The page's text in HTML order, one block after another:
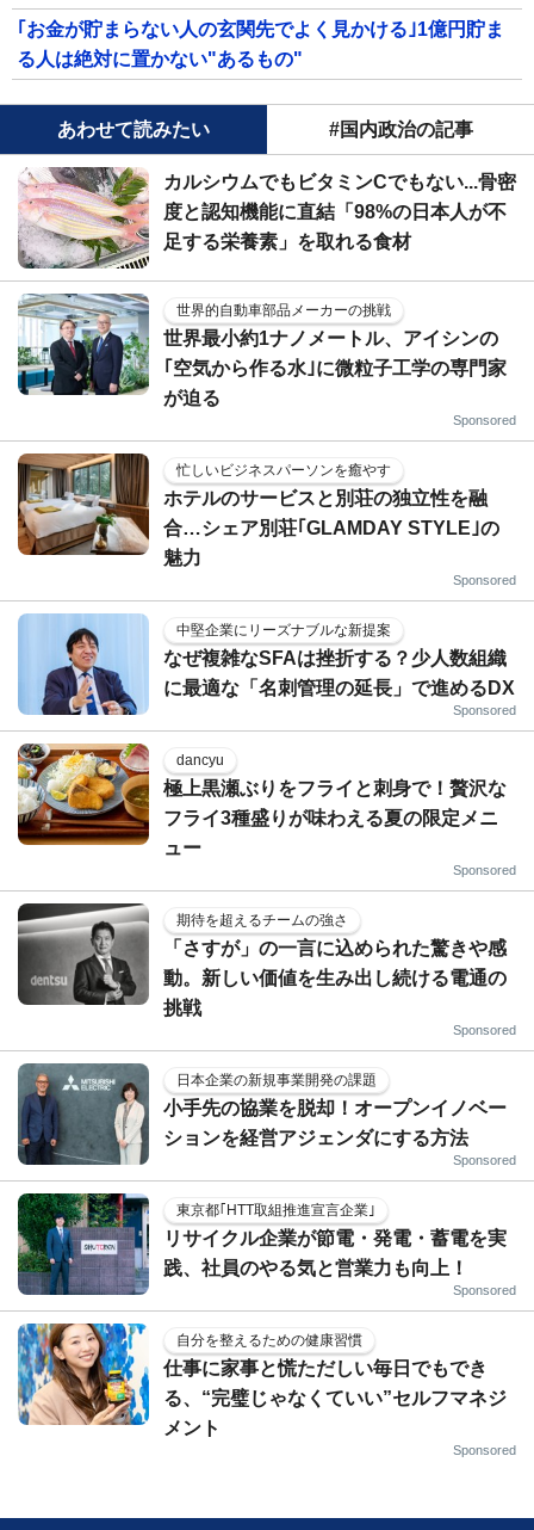
｢お金が貯まらない人の玄関先でよく見かける｣1億円貯ま
る人は絶対に置かない"あるもの"
あわせて読みたい #国内政治の記事
カルシウムでもビタミンCでもない...骨密
度と認知機能に直結「98%の日本人が不
足する栄養素」を取れる食材
世界的自動車部品メーカーの挑戦
世界最小約1ナノメートル、アイシンの
｢空気から作る水｣に微粒子工学の専門家
が迫る
Sponsored
忙しいビジネスパーソンを癒やす
ホテルのサービスと別荘の独立性を融
合…シェア別荘｢GLAMDAY STYLE｣の
魅力
Sponsored
中堅企業にリーズナブルな新提案
なぜ複雑なSFAは挫折する？少人数組織
に最適な「名刺管理の延長」で進めるDX
Sponsored
dancyu
極上黒瀬ぶりをフライと刺身で！贅沢な
フライ3種盛りが味わえる夏の限定メニ
ュー
Sponsored
期待を超えるチームの強さ
「さすが」の一言に込められた驚きや感
動。新しい価値を生み出し続ける電通の
挑戦
Sponsored
日本企業の新規事業開発の課題
小手先の協業を脱却！オープンイノベー
ションを経営アジェンダにする方法
Sponsored
東京都｢HTT取組推進宣言企業｣
リサイクル企業が節電・発電・蓄電を実
践、社員のやる気と営業力も向上！
Sponsored
自分を整えるための健康習慣
仕事に家事と慌ただしい毎日でもでき
る、“完璧じゃなくていい”セルフマネジ
メント
Sponsored